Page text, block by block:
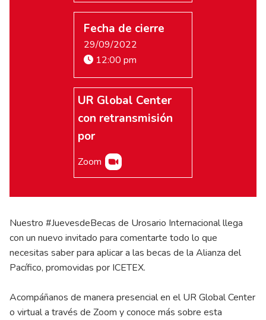
Fecha de cierre
29/09/2022
12:00 pm
UR Global Center
con retransmisión
por
Zoom
Nuestro #JuevesdeBecas de Urosario Internacional llega
con un nuevo invitado para comentarte todo lo que
necesitas saber para aplicar a las becas de la Alianza del
Pacífico, promovidas por ICETEX.
Acompáñanos de manera presencial en el UR Global Center
o virtual a través de Zoom y conoce más sobre esta